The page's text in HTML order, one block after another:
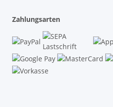
Zahlungsarten